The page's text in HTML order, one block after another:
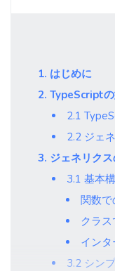
1. はじめに
2. TypeScript
2.1
2.2 ジェ
3. ジェネリク
3.1 基本
関数
クラ
イン
3.2 シン